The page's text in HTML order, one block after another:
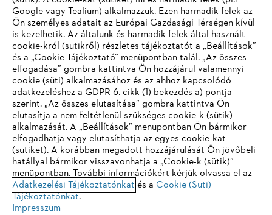
STIHL GYIK
Szerviz
Adatvédelem Impresszum Cookie tájékoztató
Jogi információk
IHR BROWSER WIRD NICHT
UNTERSTÜTZT
Sie nutzen einen Browser, den wir noch nicht unterstützen. Für
eine optimale Nutzung unserer Seite empfehlen wir Ihnen, zu
einem der folgenden Browser zu wechseln:
Google vagy Tealium) alkalmazzuk. Ezen harmadik felek az
Ön személyes adatait az Európai Gazdasági Térségen kívül
is kezelhetik. Az általunk és harmadik felek által használt
cookie-król (sütikről) részletes tájékoztatót a „Beállítások”
és a „Cookie Tájékoztató” menüpontban talál. „Az összes
elfogadása” gombra kattintva Ön hozzájárul valamennyi
cookie (süti) alkalmazásához és az ahhoz kapcsolódó
adatkezeléshez a GDPR 6. cikk (1) bekezdés a) pontja
szerint. „Az összes elutasítása” gombra kattintva Ön
elutasítja a nem feltétlenül szükséges cookie-k (sütik)
alkalmazását. A „Beállítások” menüpontban Ön bármikor
elfogadhatja vagy elutasíthatja az egyes cookie-kat
(sütiket). A korábban megadott hozzájárulását Ön jövőbeli
hatállyal bármikor visszavonhatja a „Cookie-k (sütik)”
menüpontban. További információkért kérjük olvassa el az
Adatkezelési Tájékoztatónkat és a Cookie (Süti)
Tájékoztatónkat.
Impresszum